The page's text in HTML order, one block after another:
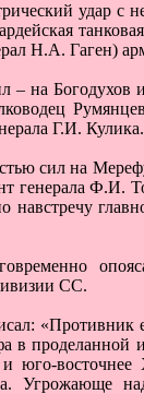
удар с
Н.А. Гаген)
– на Богодухов
Г.И. Кулика.
сил на
генерала Ф.И.
навстречу
СС.
«Противник
в проделанной
юго-восточнее
Угрожающе